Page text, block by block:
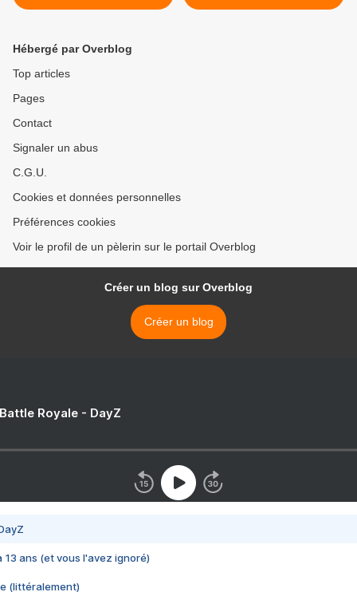
20 à la France
Hébergé par Overblog
Top articles
Pages
Contact
Signaler un abus
C.G.U.
Cookies et données personnelles
Préférences cookies
Voir le profil de un pèlerin sur le portail Overblog
Créer un blog sur Overblog
Créer un blog
Royale - DayZ
13 ans (et vous l'avez ignoré)
(littéralement)